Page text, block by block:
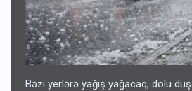
Bəzi yerlərə yağış yağacaq, dolu